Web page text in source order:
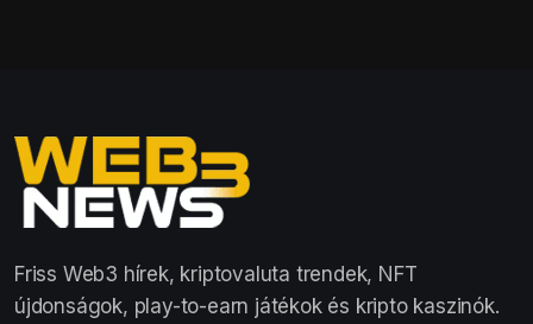
Friss Web3 hírek, kriptovaluta trendek, NFT
újdonságok, play-to-earn játékok és kripto kaszinók.